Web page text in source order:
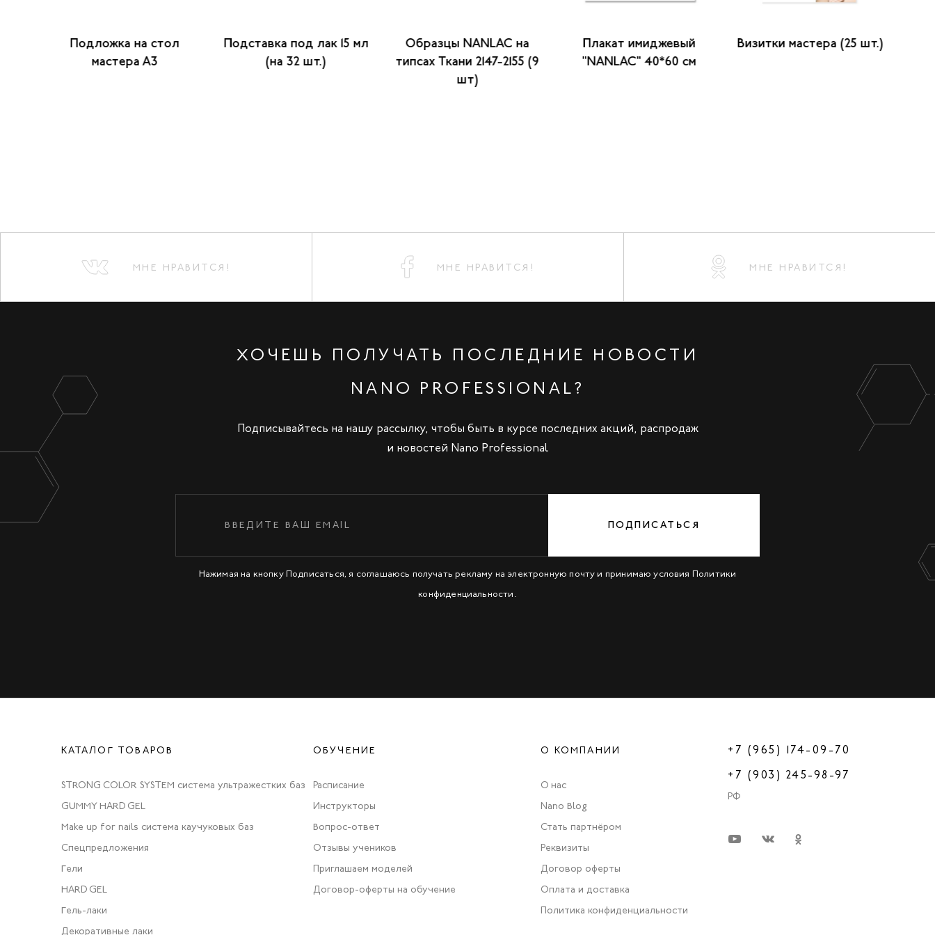
Подложка на стол
мастера А3
Подставка под лак 15 мл
(на 32 шт.)
Образцы NANLAC на
типсах Ткани 2147-2155 (9
шт)
Плакат имиджевый
"NANLAC" 40*60 см
Визитки мастера (25 шт.)
МНЕ НРАВИТСЯ! МНЕ НРАВИТСЯ! МНЕ НРАВИТСЯ!
ХОЧЕШЬ ПОЛУЧАТЬ ПОСЛЕДНИЕ НОВОСТИ
NANO PROFESSIONAL?
Подписывайтесь на нашу рассылку, чтобы быть в курсе последних акций, распродаж
и новостей Nano Professional
ПОДПИСАТЬСЯ
Нажимая на кнопку Подписаться, я соглашаюсь получать рекламу на электронную почту и принимаю условия Политики
конфиденциальности.
КАТАЛОГ ТОВАРОВ
STRONG COLOR SYSTEM система ультражестких баз
GUMMY HARD GEL
Make up for nails система каучуковых баз
Спецпредложения
Гели
HARD GEL
Гель-лаки
Декоративные лаки
ОБУЧЕНИЕ
Расписание
Инструкторы
Вопрос-ответ
Отзывы учеников
Приглашаем моделей
Договор-оферты на обучение
О КОМПАНИИ
О нас
Nano Blog
Стать партнёром
Реквизиты
Договор оферты
Оплата и доставка
Политика конфиденциальности
+7 (965) 174-09-70
+7 (903) 245-98-97
РФ